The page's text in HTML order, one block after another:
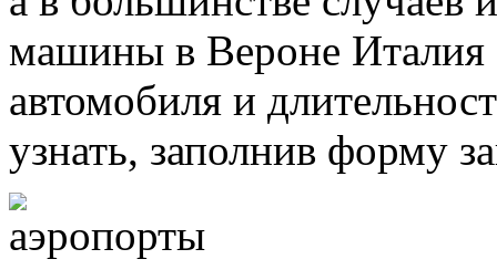
машины в Вероне Италия
автомобиля и
узнать, заполнив форму